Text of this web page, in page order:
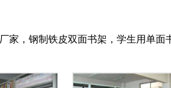
家，钢制铁皮双面书架，学生用单面